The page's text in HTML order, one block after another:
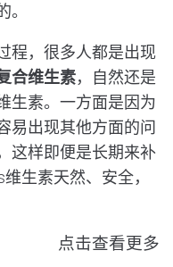
程，很多人都是出现
合维生素，自然还是
生素。一方面是因为
易出现其他方面的问
这样即便是长期来补
生素天然、安全，
点击查看更多